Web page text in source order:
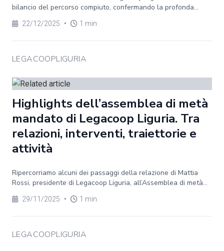
bilancio del percorso compiuto, confermando la profonda...
22/12/2025 • 1 min
LEGACOOPLIGURIA
Highlights dell’assemblea di metà
mandato di Legacoop Liguria. Tra
relazioni, interventi, traiettorie e
attività
Ripercorriamo alcuni dei passaggi della relazione di Mattia
Rossi, presidente di Legacoop Liguria, all’Assemblea di metà...
29/11/2025 • 1 min
LEGACOOPLIGURIA